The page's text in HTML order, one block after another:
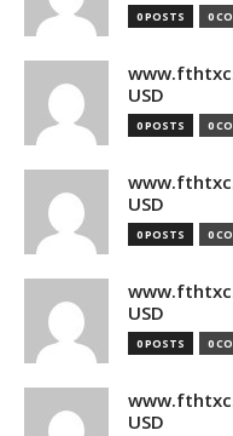
0 POSTS 0
USD
0 POSTS 0
USD
0 POSTS 0
USD
0 POSTS 0
USD